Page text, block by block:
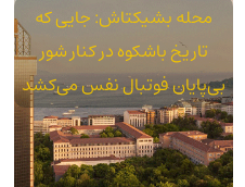
محله بشیکتاش: جایی که
تاریخ باشکوه در کنار شور
بی‌پایان فوتبال نفس می‌کشد